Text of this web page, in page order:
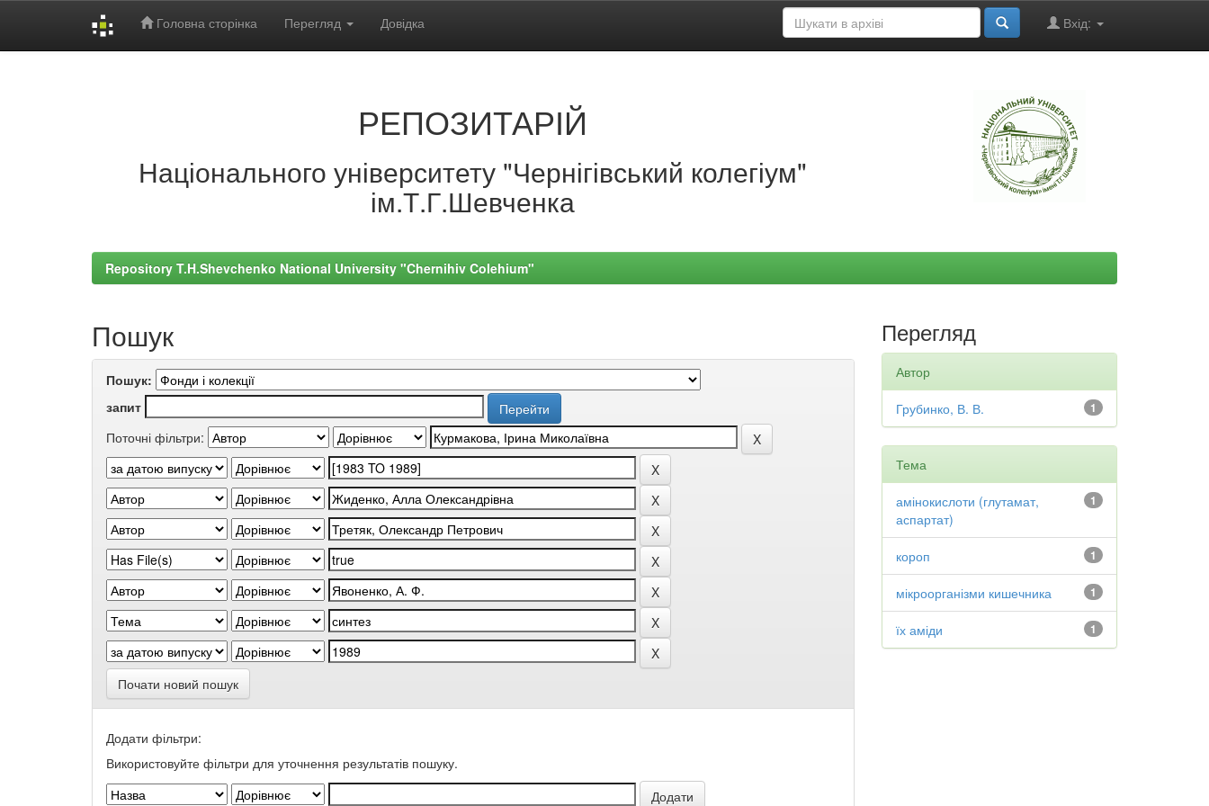
Головна сторінка Перегляд Довідка Вхід:
РЕПОЗИТАРІЙ
Національного університету "Чернігівський колегіум"
ім.Т.Г.Шевченка
Repository T.H.Shevchenko National University "Chernihiv Colehium"
Пошук
Пошук:
запит
Поточні фільтри:
Почати новий пошук
Додати фільтри:
Використовуйте фільтри для уточнення результатів пошуку.
Перегляд
Автор
1
Грубинко, В. В.
Тема
1
амінокислоти (глутамат,
аспартат)
1
короп
1
мікроорганізми кишечника
1
їх аміди